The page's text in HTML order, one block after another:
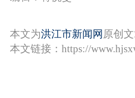
本文为洪江市新闻网 原创
本文链接： https://